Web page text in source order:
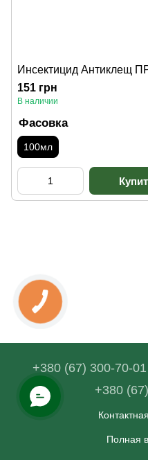
Инсектицид Антиклещ
151 грн
В наличии
Фасовка
100мл
+380 (67) 300-70-01
+380
Полная